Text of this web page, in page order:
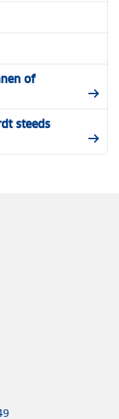
of
steeds